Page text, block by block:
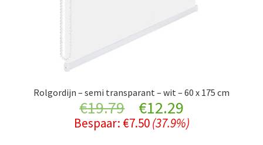
Rolgordijn – semi transparant – wit – 60 x 175 cm
€19.79
Original
price
€12.29Current
price
Bespaar: €7.50 (37.9%)